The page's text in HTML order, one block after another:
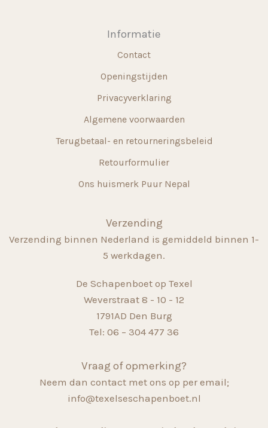
Informatie
Contact
Openingstijden
Privacyverklaring
Algemene voorwaarden
Terugbetaal- en retourneringsbeleid
Retourformulier
Ons huismerk Puur Nepal
Verzending
Verzending binnen Nederland is gemiddeld binnen 1-
5 werkdagen.
De Schapenboet op Texel
Weverstraat 8 - 10 - 12
1791AD Den Burg
Tel: 06 – 304 477 36
Vraag of opmerking?
Neem dan contact met ons op per email;
info@texelseschapenboet.nl